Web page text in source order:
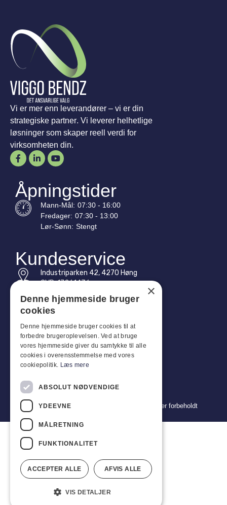
Vi er mer enn leverandører – vi er din
strategiske partner. Vi leverer helhetlige
løsninger som skaper reell verdi for
virksomheten din.
Åpningstider
Mann-Mål: 07:30 - 16:00
Fredager: 07:30 - 13:00
Lør-Sønn: Stengt
Kundeservice
Industriparken 42, 4270 Høng
CVR: 17261436
Tlf: +45 4396 4122
Quicklinks
Retningslinjer for personvern
Vilkår og betingelser for salg og levering
Copyright 2024 © Viggo Bendz. Alle rettigheter forbeholdt
×
Denne hjemmeside bruger
cookies
Denne hjemmeside bruger cookies til at
forbedre brugeroplevelsen. Ved at bruge
vores hjemmeside giver du samtykke til alle
cookies i overensstemmelse med vores
cookiepolitik. Læs mere
ABSOLUT NØDVENDIGE
YDEEVNE
MÅLRETNING
FUNKTIONALITET
ACCEPTER ALLE AFVIS ALLE
VIS DETALJER